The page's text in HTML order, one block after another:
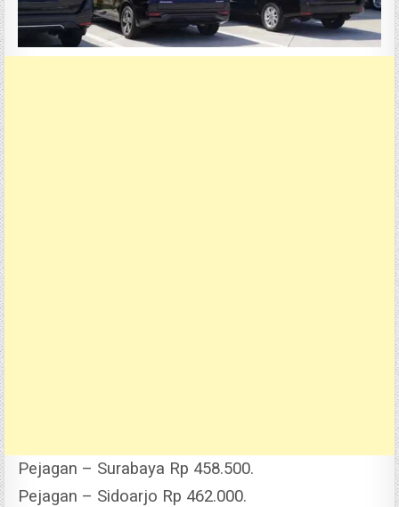
Pejagan – Surabaya Rp 458.500.
Pejagan – Sidoarjo Rp 462.000.